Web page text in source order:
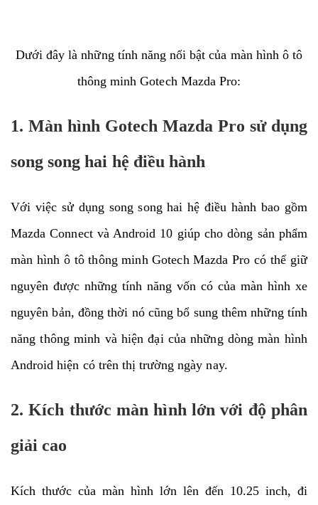
Dưới đây là những tính năng nổi bật của màn hình ô tô
thông minh Gotech Mazda Pro:
1. Màn hình Gotech Mazda Pro sử dụng
song song hai hệ điều hành
Với việc sử dụng song song hai hệ điều hành bao gồm
Mazda Connect và Android 10 giúp cho dòng sản phẩm
màn hình ô tô thông minh Gotech Mazda Pro có thể giữ
nguyên được những tính năng vốn có của màn hình xe
nguyên bản, đồng thời nó cũng bổ sung thêm những tính
năng thông minh và hiện đại của những dòng màn hình
Android hiện có trên thị trường ngày nay.
2. Kích thước màn hình lớn với độ phân
giải cao
Kích thước của màn hình lớn lên đến 10.25 inch, đi